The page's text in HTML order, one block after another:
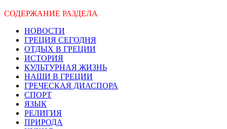
СОДЕРЖАНИЕ РАЗДЕЛА
НОВОСТИ
ГРЕЦИЯ СЕГОДНЯ
ОТДЫХ В ГРЕЦИИ
ИСТОРИЯ
КУЛЬТУРНАЯ ЖИЗНЬ
НАШИ В ГРЕЦИИ
ГРЕЧЕСКАЯ ДИАСПОРА
СПОРТ
ЯЗЫК
РЕЛИГИЯ
ПРИРОДА